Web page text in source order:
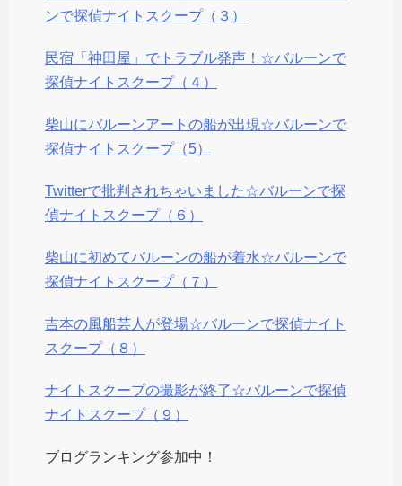
ンで探偵ナイトスクープ（３）
民宿「神田屋」でトラブル発声！☆バルーンで
探偵ナイトスクープ（４）
柴山にバルーンアートの船が出現☆バルーンで
探偵ナイトスクープ（5）
Twitterで批判されちゃいました☆バルーンで探
偵ナイトスクープ（６）
柴山に初めてバルーンの船が着水☆バルーンで
探偵ナイトスクープ（７）
吉本の風船芸人が登場☆バルーンで探偵ナイト
スクープ（８）
ナイトスクープの撮影が終了☆バルーンで探偵
ナイトスクープ（９）
ブログランキング参加中！